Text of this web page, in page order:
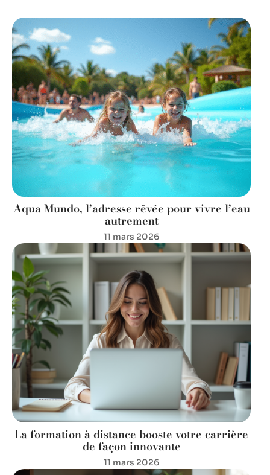
Aqua Mundo, l’adresse rêvée pour vivre l’eau
autrement
11 mars 2026
La formation à distance booste votre carrière
de façon innovante
11 mars 2026